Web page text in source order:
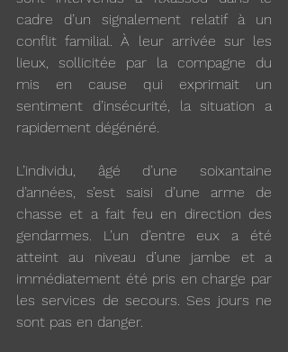
cadre d’un signalement relatif à un
conflit familial. À leur arrivée sur les
lieux, sollicitée par la compagne du
mis en cause qui exprimait un
sentiment d’insécurité, la situation a
rapidement dégénéré.
L’individu, âgé d’une soixantaine
d’années, s’est saisi d’une arme de
chasse et a fait feu en direction des
gendarmes. L’un d’entre eux a été
atteint au niveau d’une jambe et a
immédiatement été pris en charge par
les services de secours. Ses jours ne
sont pas en danger.